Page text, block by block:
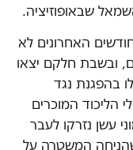
שבאופוזיציה.
האחרונים לא
ובשבת חלקם יצאו
בהפגנת נגד
הליכוד המוכרים
עשן נזרקו לעבר
המשטרה על